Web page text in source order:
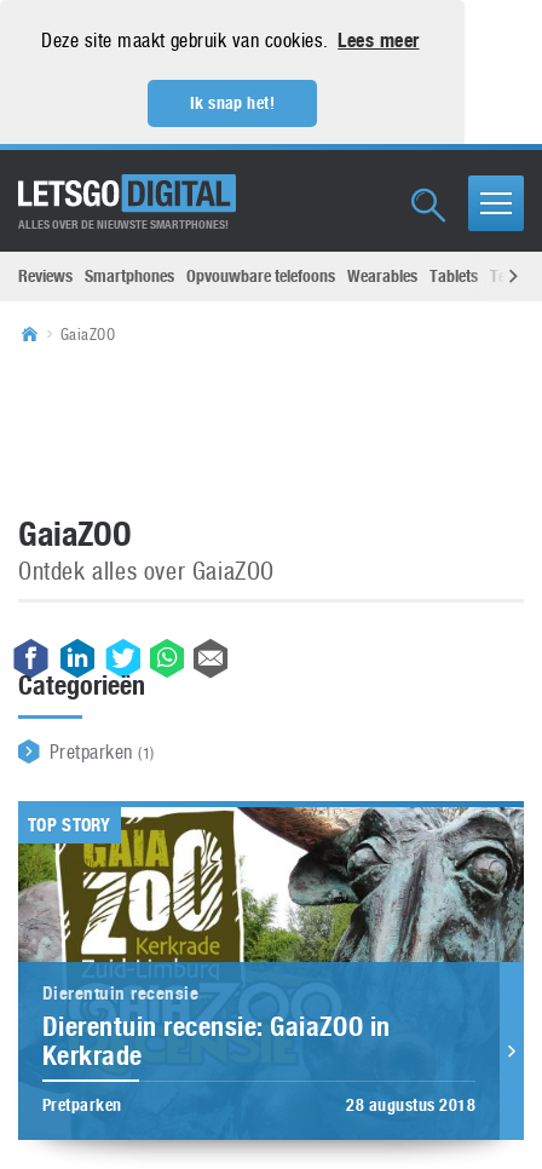
Deze site maakt gebruik van cookies. Lees meer
Ik snap het!
ALLES OVER DE NIEUWSTE SMARTPHONES!
Reviews Smartphones Opvouwbare telefoons Wearables Tablets
GaiaZOO
GaiaZOO
Ontdek alles over GaiaZOO
Categorieën
Pretparken(1)
TOP STORY
Dierentuin recensie
Dierentuin recensie: GaiaZOO in
Kerkrade
Pretparken 28 augustus 2018